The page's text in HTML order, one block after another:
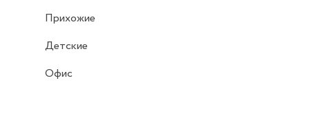
Прихожие
Детские
Офис